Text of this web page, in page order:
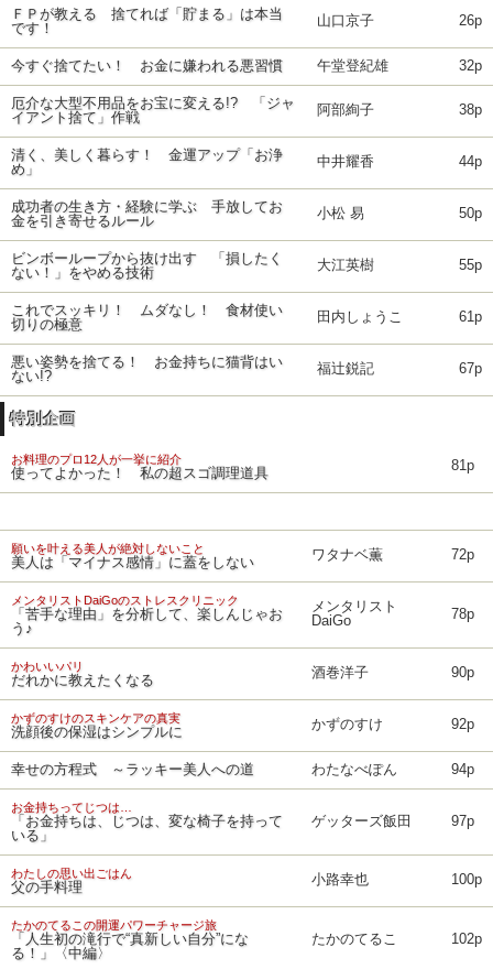
ＦＰが教える 捨てれば「貯まる」は本当
です！
山口京子 26p
今すぐ捨てたい！ お金に嫌われる悪習慣 午堂登紀雄 32p
厄介な大型不用品をお宝に変える!? 「ジャ
イアント捨て」作戦
阿部絢子 38p
清く、美しく暮らす！ 金運アップ「お浄
め」
中井耀香 44p
成功者の生き方・経験に学ぶ 手放してお
金を引き寄せるルール
小松 易 50p
ビンボーループから抜け出す 「損したく
ない！」をやめる技術
大江英樹 55p
これでスッキリ！ ムダなし！ 食材使い
切りの極意
田内しょうこ 61p
悪い姿勢を捨てる！ お金持ちに猫背はい
ない!?
福辻鋭記 67p
特別企画
お料理のプロ12人が一挙に紹介
使ってよかった！ 私の超スゴ調理道具 81p
願いを叶える美人が絶対しないこと
美人は「マイナス感情」に蓋をしない ワタナベ薫 72p
メンタリストDaiGoのストレスクリニック
「苦手な理由」を分析して、楽しんじゃお
う♪
メンタリスト
DaiGo
78p
かわいいパリ
だれかに教えたくなる 酒巻洋子 90p
かずのすけのスキンケアの真実
洗顔後の保湿はシンプルに かずのすけ 92p
幸せの方程式 ～ラッキー美人への道 わたなべぽん 94p
お金持ちってじつは…
「お金持ちは、じつは、変な椅子を持って
いる」
ゲッターズ飯田 97p
わたしの思い出ごはん
父の手料理 小路幸也 100p
たかのてるこの開運パワーチャージ旅
「人生初の滝行で“真新しい自分”にな
る！」〈中編〉
たかのてるこ 102p